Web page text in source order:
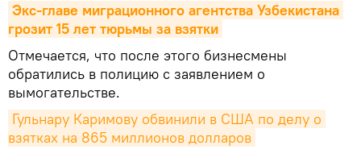
Экс-главе миграционного агентства Узбекистана
грозит 15 лет тюрьмы за взятки
Отмечается, что после этого бизнесмены
обратились в полицию с заявлением о
вымогательстве.
Гульнару Каримову обвинили в США по делу о
взятках на 865 миллионов долларов